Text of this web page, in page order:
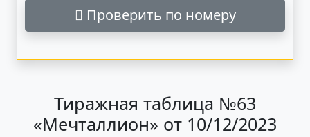
Проверить по номеру
Тиражная таблица №63
«Мечталлион» от 10/12/2023